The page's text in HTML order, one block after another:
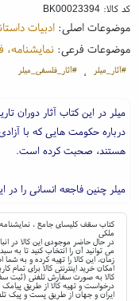
کد کالا:BK00023394
موضوعات اصلی:ادبیات
موضوعات فرعی:نمایشنامه،
#آثار_میلر ، #آثار_فلسفی_میلر
میلر در این کتاب آثار دوران
درباره حکومت هایی که با
هستند، صحبت کرده است.
میلر چنین فاجعه انسانی را
کتاب سقف کلیسای جامع ،
ملکی
در حال حاضر موجودی این کالا در
می توانید آن را انتخاب کنید تا به
زمان، این کالا را تهیه کرده و به شما
امکان خرید اینترنتی کالا برای
کالا به صورت سفارش تلفنی (ثبت
درخواست و تهیه کالا از طریق
ایران و جهان از طریق پست و پیک